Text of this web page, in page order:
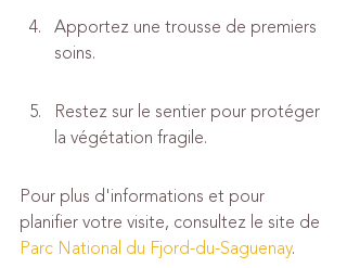
Apportez une trousse de premiers
soins.
Restez sur le sentier pour protéger
la végétation fragile.
Pour plus d'informations et pour
planifier votre visite, consultez le site de
Parc National du Fjord-du-Saguenay.